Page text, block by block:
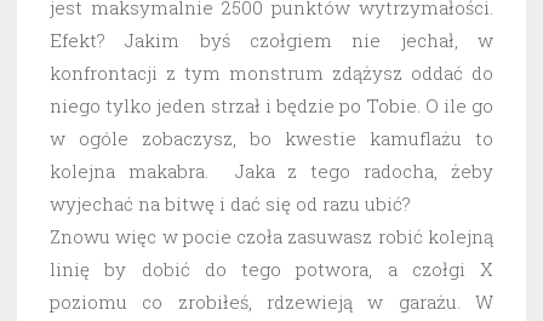
jest maksymalnie 2500 punktów wytrzymałości.
Efekt? Jakim byś czołgiem nie jechał, w
konfrontacji z tym monstrum zdążysz oddać do
niego tylko jeden strzał i będzie po Tobie. O ile go
w ogóle zobaczysz, bo kwestie kamuflażu to
kolejna makabra. Jaka z tego radocha, żeby
wyjechać na bitwę i dać się od razu ubić?
Znowu więc w pocie czoła zasuwasz robić kolejną
linię by dobić do tego potwora, a czołgi X
poziomu co zrobiłeś, rdzewieją w garażu. W